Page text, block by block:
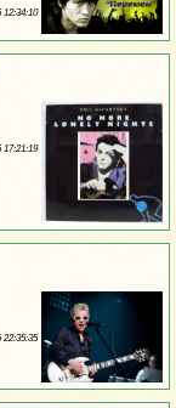
12:34:10
17:21:19
22:35:35